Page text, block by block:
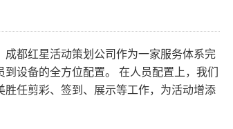
都红星活动策划公司作为一家服务体系完
设备的全方位配置。 在人员配置上，我们
任剪彩、签到、展示等工作，为活动增添